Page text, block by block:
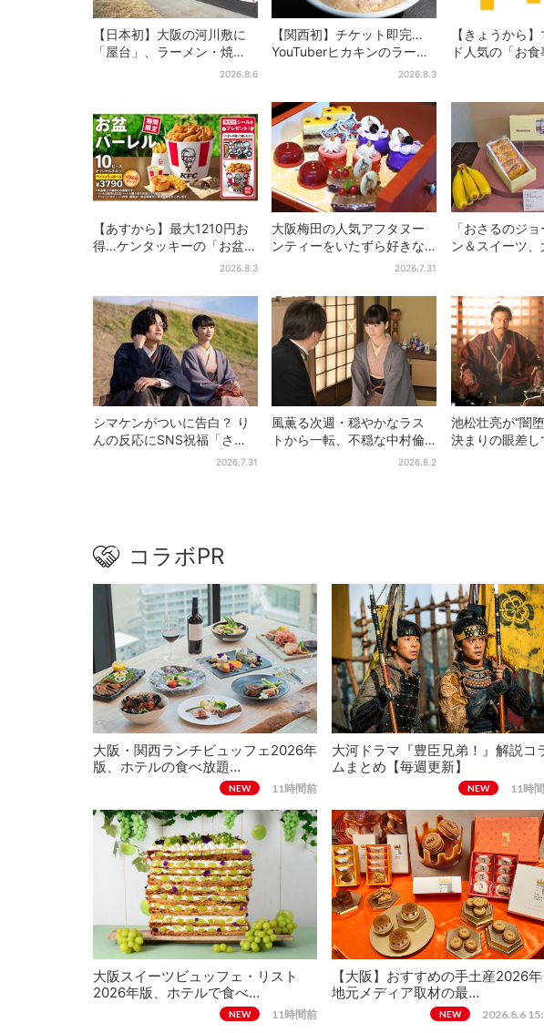
【日本初】大阪の河川敷に
「屋台」、ラーメン・焼
肉・しゃぶしゃぶ・カフェ
2026.8.6
【関西初】チケット即完…
YouTuberヒカキンのラーメ
ン店「みそきん」が大阪上
題
2026.8.3
【きょうから
ド人気の「お
年も登場、熱
【あすから】最大1210円お
得…ケンタッキーの「お盆パ
ック」、2週間だけ！数量限
2026.8.3
大阪梅田の人気アフタヌー
ンティーをいたずら好きな
「リトルミイ」がジャッ
カンスへ
2026.7.31
「おさるのジ
ン＆スイーツ
庫・京都限定
シマケンがついに告白？ り
んの反応にSNS祝福「さす
がに伝わったよね？」2026.7.31
風薫る次週・穏やかなラス
トから一転、不穏な中村倫
也の登場に視聴者期待「い
2026.8.2
池松壮亮が“闇
決まりの眼差し
ク秀吉がログ
コラボPR
大阪・関西ランチビュッフェ2026年
版、ホテルの食べ放題…
NEW 11時間前
大河ドラマ『豊臣兄弟！』解説コ
ムまとめ【毎週更新】
NEW 11時
大阪スイーツビュッフェ・リスト
2026年版、ホテルで食べ…
NEW 11時間前
【大阪】おすすめの手土産2026年
地元メディア取材の最…
NEW 2026.8.6